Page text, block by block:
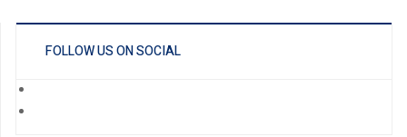
FOLLOW US ON SOCIAL